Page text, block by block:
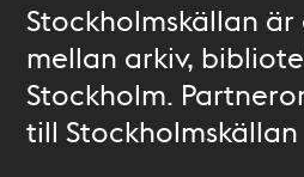
Stockholmskällan
mellan arkiv,
Stockholm.
till Stockholmskällan